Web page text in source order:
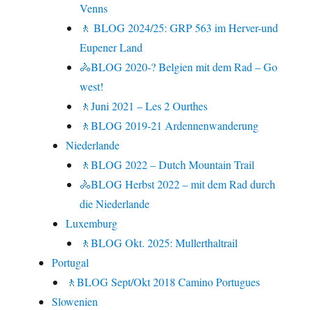
Venns
🚶 BLOG 2024/25: GRP 563 im Herver-und
Eupener Land
🚴BLOG 2020-? Belgien mit dem Rad – Go
west!
🚶Juni 2021 – Les 2 Ourthes
🚶BLOG 2019-21 Ardennenwanderung
Niederlande
🚶BLOG 2022 – Dutch Mountain Trail
🚴BLOG Herbst 2022 – mit dem Rad durch
die Niederlande
Luxemburg
🚶BLOG Okt. 2025: Mullerthaltrail
Portugal
🚶BLOG Sept/Okt 2018 Camino Portugues
Slowenien